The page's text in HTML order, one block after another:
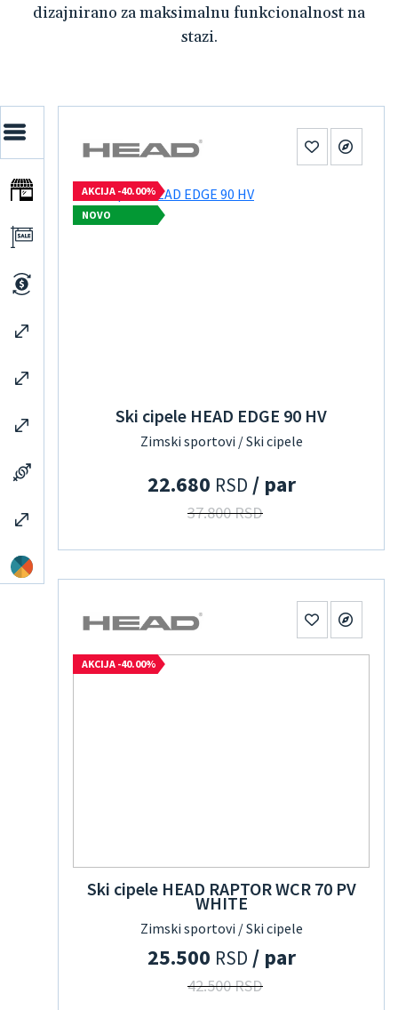
dizajnirano za maksimalnu funkcionalnost na
stazi.
AKCIJA -40.00%
NOVO
Ski cipele HEAD EDGE 90 HV
Zimski sportovi / Ski cipele
22.680 RSD / par
37.800 RSD
AKCIJA -40.00%
Ski cipele HEAD RAPTOR WCR 70 PV
WHITE
Zimski sportovi / Ski cipele
25.500 RSD / par
42.500 RSD